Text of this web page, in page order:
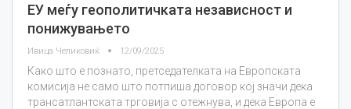
ЕУ меѓу геополитичката независност и
понижувањето
Ивица Челиковиќ 12/09/2025
Како што е познато, претседателката на Европската
комисија не само што потпиша договор кој значи дека
трансатлантската трговија с отежнува, и дека Европа е